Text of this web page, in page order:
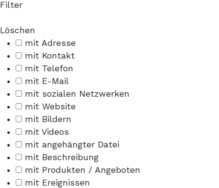
Filter
Löschen
mit Adresse
mit Kontakt
mit Telefon
mit E-Mail
mit sozialen Netzwerken
mit Website
mit Bildern
mit Videos
mit angehängter Datei
mit Beschreibung
mit Produkten / Angeboten
mit Ereignissen